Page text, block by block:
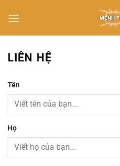
đến
LIÊN HỆ
Tên
Họ